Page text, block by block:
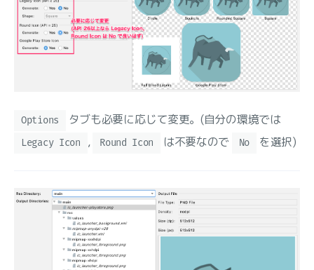
Options タブも必要に応じて変更。(自分の環境では
Legacy Icon , Round Icon は不要なので No を選択)